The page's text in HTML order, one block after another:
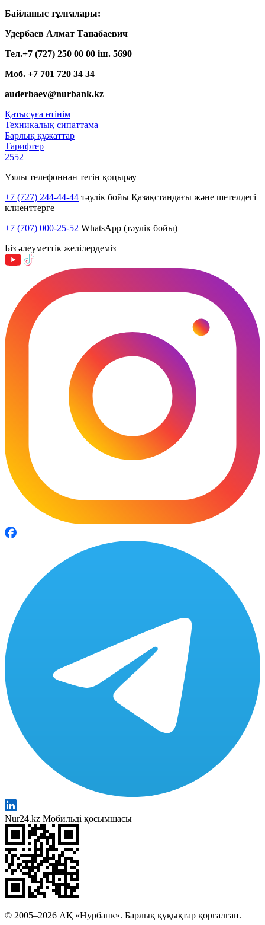
Байланыс тұлғалары:
Удербаев Алмат Танабаевич
Тел.+7 (727) 250 00 00 іш. 5690
Моб. +7 701 720 34 34
auderbaev@nurbank.kz
Қатысуға өтінім
Техникалық сипаттама
Барлық құжаттар
Тарифтер
2552
Ұялы телефоннан тегін қоңырау
+7 (727) 244-44-44 тәулік бойы Қазақстандағы және шетелдегі
клиенттерге
+7 (707) 000-25-52 WhatsApp (тәулік бойы)
Біз әлеуметтік желілердеміз
Nur24.kz Мобильді қосымшасы
© 2005–2026 АҚ «Нурбанк». Барлық құқықтар қорғалған.